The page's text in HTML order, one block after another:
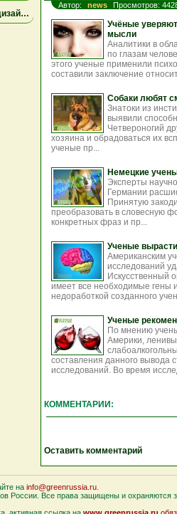
Ученые предлагают изменить дизайн новых пищевых маркировок в США
Автор: news Просмотров:
Учёные
мысли
Аналитики в
по глазам
этого ученые применили
составили заключение
Собаки любят
Знатоки из
выявили
Четвероногий
хозяина и обрадоваться их
ученые пр...
Немецкие
Эксперты
Германии
Принятую
преобразовать в словесную
конкретных фраз и пр...
Ученые
Американским
исследований
Искусственный
имеет все необходимые гены
недоработкой созданного
Ученые
По мнению
Америки,
составления данного вывода
исследований. Во время
КОММЕНТАРИИ:
Оставить комментарий
на info@greenrussia.ru
России. Все права защищены и охраняются